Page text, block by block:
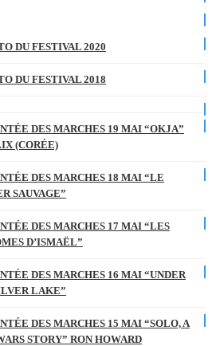
DU FESTIVAL 2020
DU FESTIVAL 2018
DES MARCHES 19 MAI “OKJA”
(CORÉE)
DES MARCHES 18 MAI “LE
SAUVAGE”
DES MARCHES 17 MAI “LES
D’ISMAËL”
DES MARCHES 16 MAI “UNDER
LAKE”
DES MARCHES 15 MAI “SOLO, A
STORY” RON HOWARD